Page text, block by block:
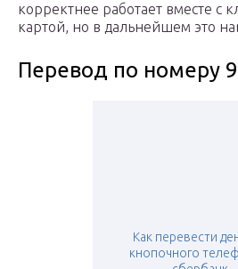
корректнее работает вместе с
картой, но в дальнейшем это
Перевод по номеру
Как перевести
кнопочного